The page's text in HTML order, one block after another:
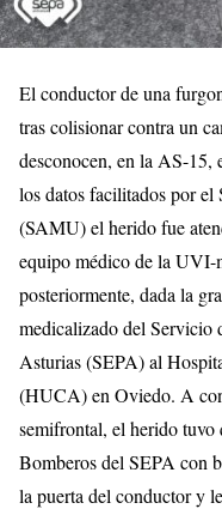
El conductor de una
tras colisionar contra un
desconocen, en la AS-15,
los datos facilitados por
(SAMU) el herido fue
equipo médico de la UVI-
posteriormente, dada la
medicalizado del Servicio
Asturias (SEPA) al
(HUCA) en Oviedo. A
semifrontal, el herido tuvo
Bomberos del SEPA con
la puerta del conductor y